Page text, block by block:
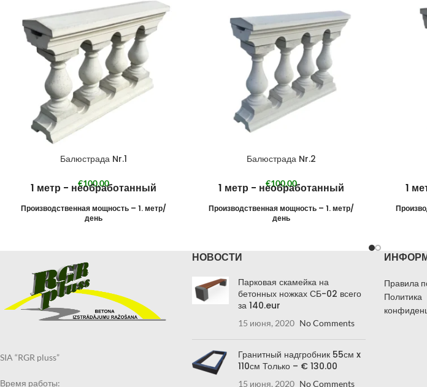
Балюстрада Nr.1
€100,00
1 метр - необработанный
Производственная мощность – 1. метр/
день
Балюстрада Nr.2
€100,00
1 метр - необработанный
Производственная мощность – 1. метр/
день
1
SIA “RGR pluss”
Время работы:
НОВОСТИ
Парковая скамейка на
бетонных ножках СБ-02 всего
за 140.eur
15 июня, 2020 No Comments
Гранитный надгробник 55см x
110см Только – € 130.00
15 июня, 2020 No Comments
Правила
Политика